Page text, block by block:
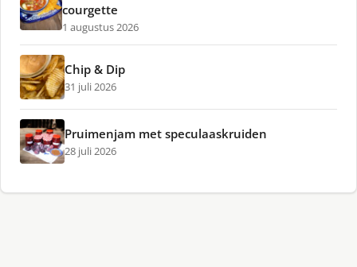
courgette
1 augustus 2026
Chip & Dip
31 juli 2026
Pruimenjam met speculaaskruiden
28 juli 2026